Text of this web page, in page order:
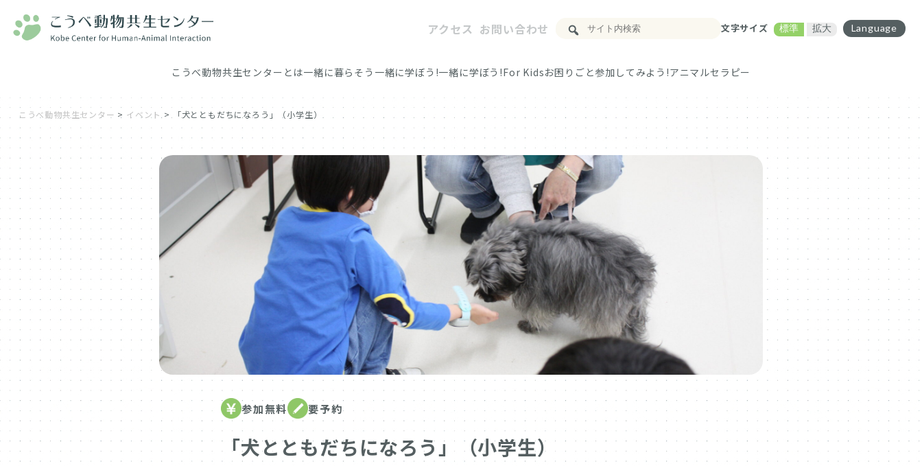
アクセス お問い合わせ 文字サイズ 標準 拡大 Language
こうべ動物共生センターとは一緒に暮らそう 一緒に学ぼう!一緒に学ぼう!For Kidsお困りごと参加してみよう!アニマルセラピー
こうべ動物共生センター > イベント > 「犬とともだちになろう」（小学生）
参加無料 要予約
「犬とともだちになろう」（小学生）